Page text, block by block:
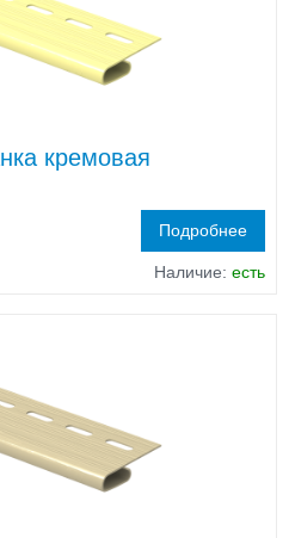
кремовая
Подробнее
Наличие: есть